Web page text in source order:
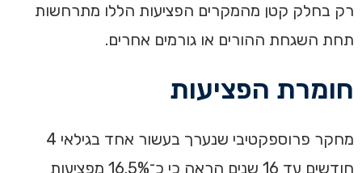
רק בחלק קטן מהמקרים הפציעות הללו מתרחשות
תחת השגחת ההורים או גורמים אחרים.
חומרת הפציעות
מחקר פרוספקטיבי שנערך בעשור אחד בגילאי 4
חודשים עד 16 שנים הראה כי כ־16.5% מפציעות